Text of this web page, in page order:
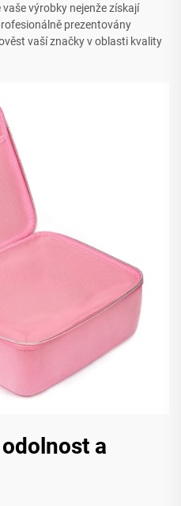
výrobky nejenže získají
prezentovány
vaší značky v oblasti kvality
a